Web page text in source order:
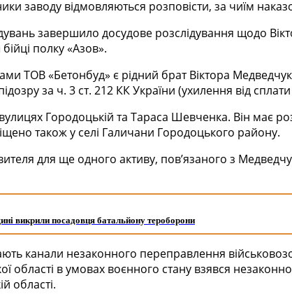
заводу відмовляються розповісти, за чиїм
завершило досудове розслідування щодо
полку «Азов».
ТОВ «Бетонбуд» є рідний брат Віктора
за ч. 3 ст. 212 КК України (ухилення від сплати
Городоцькій та Тараса Шевченка. Він має
також у селі Галичани Городоцького району.
для ще одного активу, пов’язаного з
викрили посадовця батальйону тероборони
канали незаконного переправлення
області в умовах воєнного стану взявся
області.